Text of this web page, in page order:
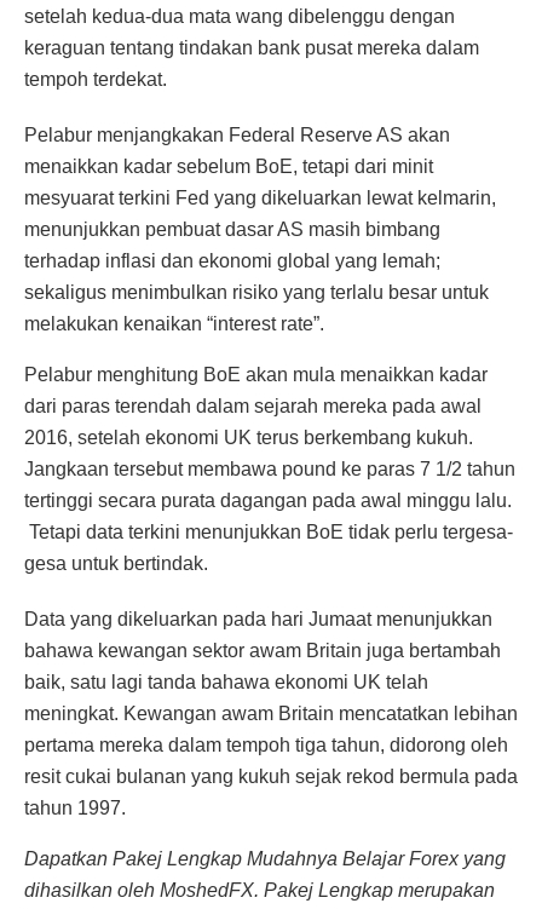
setelah kedua-dua mata wang dibelenggu dengan
keraguan tentang tindakan bank pusat mereka dalam
tempoh terdekat.
Pelabur menjangkakan Federal Reserve AS akan
menaikkan kadar sebelum BoE, tetapi dari minit
mesyuarat terkini Fed yang dikeluarkan lewat kelmarin,
menunjukkan pembuat dasar AS masih bimbang
terhadap inflasi dan ekonomi global yang lemah;
sekaligus menimbulkan risiko yang terlalu besar untuk
melakukan kenaikan “interest rate”.
Pelabur menghitung BoE akan mula menaikkan kadar
dari paras terendah dalam sejarah mereka pada awal
2016, setelah ekonomi UK terus berkembang kukuh.
Jangkaan tersebut membawa pound ke paras 7 1/2 tahun
tertinggi secara purata dagangan pada awal minggu lalu.
Tetapi data terkini menunjukkan BoE tidak perlu tergesa-
gesa untuk bertindak.
Data yang dikeluarkan pada hari Jumaat menunjukkan
bahawa kewangan sektor awam Britain juga bertambah
baik, satu lagi tanda bahawa ekonomi UK telah
meningkat. Kewangan awam Britain mencatatkan lebihan
pertama mereka dalam tempoh tiga tahun, didorong oleh
resit cukai bulanan yang kukuh sejak rekod bermula pada
tahun 1997.
Dapatkan Pakej Lengkap Mudahnya Belajar Forex yang
dihasilkan oleh MoshedFX. Pakej Lengkap merupakan